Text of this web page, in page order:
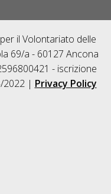
il Volontariato delle
69/a - 60127 Ancona
- iscrizione
2022 | Privacy Policy